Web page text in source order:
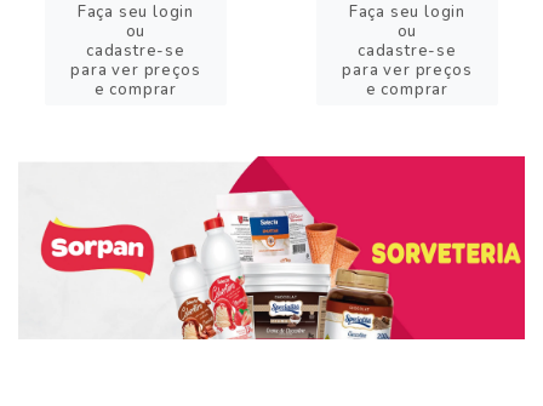
Faça seu login
ou
cadastre-se
para ver preços
e comprar
Faça seu login
ou
cadastre-se
para ver preços
e comprar